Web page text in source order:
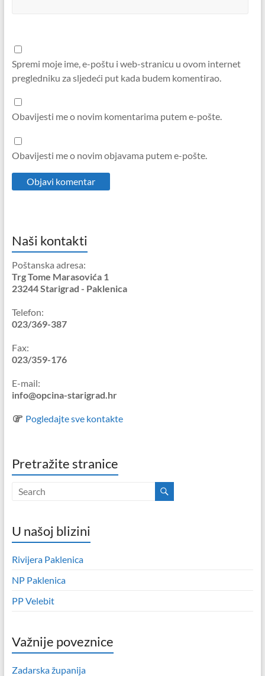
Spremi moje ime, e-poštu i web-stranicu u ovom internet
pregledniku za sljedeći put kada budem komentirao.
Obavijesti me o novim komentarima putem e-pošte.
Obavijesti me o novim objavama putem e-pošte.
Naši kontakti
Poštanska adresa:
Trg Tome Marasovića 1
23244 Starigrad - Paklenica
Telefon:
023/369-387
Fax:
023/359-176
E-mail:
info@opcina-starigrad.hr
Pogledajte sve kontakte
Pretražite stranice
U našoj blizini
Rivijera Paklenica
NP Paklenica
PP Velebit
Važnije poveznice
Zadarska županija